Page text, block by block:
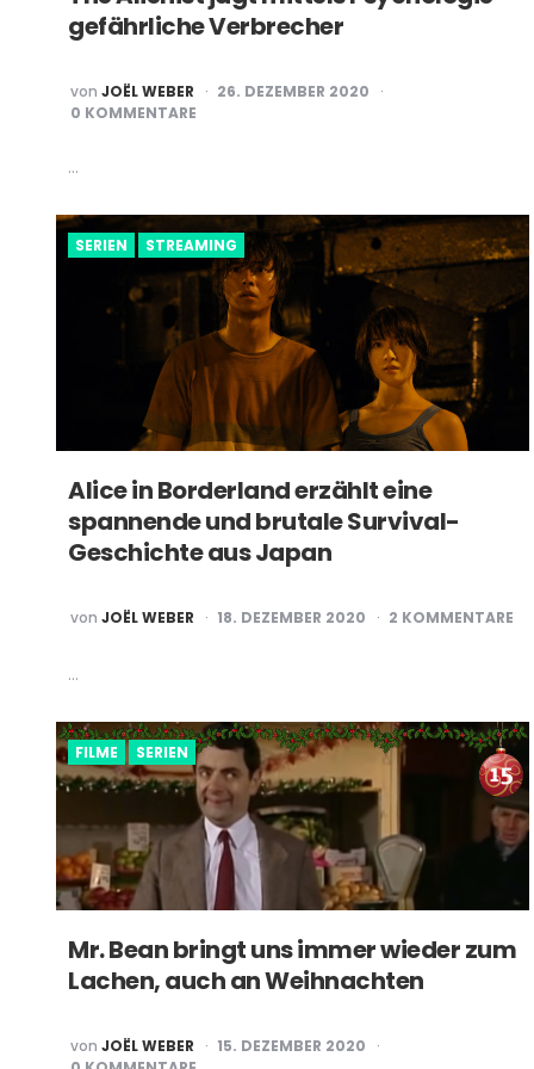
gefährliche Verbrecher
POSTED
BY
von JOËL WEBER
26. DEZEMBER 2020
0 KOMMENTARE
…
SERIEN STREAMING
Alice in Borderland erzählt eine
spannende und brutale Survival-
Geschichte aus Japan
POSTED
BY
von JOËL WEBER 18. DEZEMBER 2020 2 KOMMENTARE
…
FILME SERIEN
Mr. Bean bringt uns immer wieder zum
Lachen, auch an Weihnachten
POSTED
BY
von JOËL WEBER
15. DEZEMBER 2020